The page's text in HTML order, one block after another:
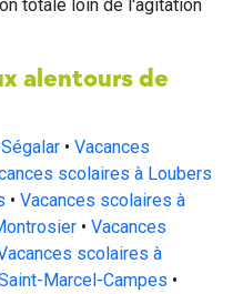
totale loin de l'agitation
alentours de
• Vacances
scolaires à Loubers
• Vacances scolaires à
• Vacances
scolaires à
Marcel-Campes •